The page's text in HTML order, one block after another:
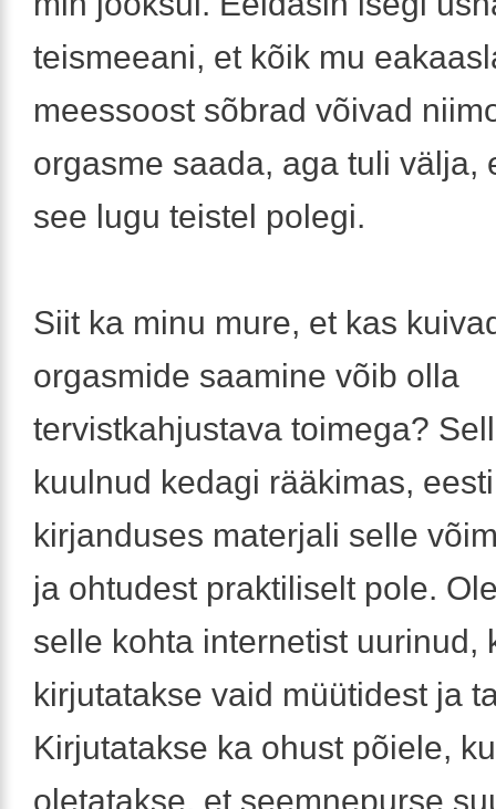
teismeeani, et kõik mu
meessoost sõbrad võivad
orgasme saada, aga tuli välja,
see lugu teistel polegi.
Siit ka minu mure, et kas
orgasmide saamine võib olla
tervistkahjustava toimega?
kuulnud kedagi rääkimas,
kirjanduses materjali selle
ja ohtudest praktiliselt pole.
selle kohta internetist uurinud,
kirjutatakse vaid müütidest ja
Kirjutatakse ka ohust põiele,
oletatakse, et seemnepurse